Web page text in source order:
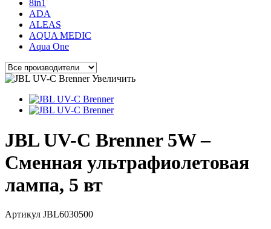
8in1
ADA
ALEAS
AQUA MEDIC
Aqua One
Увеличить
JBL UV-C Brenner 5W –
Сменная ультрафиолетовая
лампа, 5 вт
Артикул JBL6030500